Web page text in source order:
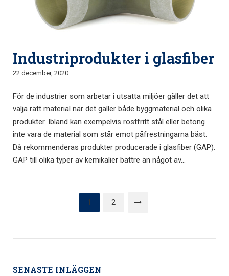
Industriprodukter i glasfiber
22 december, 2020
För de industrier som arbetar i utsatta miljöer gäller det att
välja rätt material när det gäller både byggmaterial och olika
produkter. Ibland kan exempelvis rostfritt stål eller betong
inte vara de material som står emot påfrestningarna bäst.
Då rekommenderas produkter producerade i glasfiber (GAP).
GAP till olika typer av kemikalier bättre än något av...
Sidnumrering
inlägg
1 2
SENASTE INLÄGGEN